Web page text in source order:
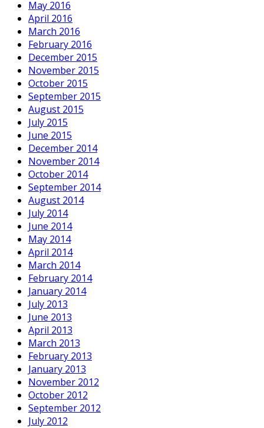
May 2016
April 2016
March 2016
February 2016
December 2015
November 2015
October 2015
September 2015
August 2015
July 2015
June 2015
December 2014
November 2014
October 2014
September 2014
August 2014
July 2014
June 2014
May 2014
April 2014
March 2014
February 2014
January 2014
July 2013
June 2013
April 2013
March 2013
February 2013
January 2013
November 2012
October 2012
September 2012
July 2012